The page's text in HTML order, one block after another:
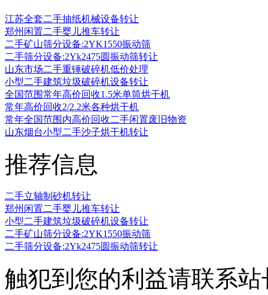
江苏全套二手抽纸机械设备转让
郑州闲置二手婴儿推车转让
二手矿山筛分设备:2YK1550振动筛
二手筛分设备:2Yk2475圆振动筛转让
山东市场二手重锤破碎机低价处理
小型二手建筑垃圾破碎机设备转让
全国范围常年高价回收1.5米单筒烘干机
常年高价回收2/2.2米各种烘干机
常年全国范围内高价回收二手闲置废旧物资
山东烟台小型二手沙子烘干机转让
推荐信息
二手立轴制砂机转让
郑州闲置二手婴儿推车转让
小型二手建筑垃圾破碎机设备转让
二手矿山筛分设备:2YK1550振动筛
二手筛分设备:2Yk2475圆振动筛转让
触犯到您的利益请联系